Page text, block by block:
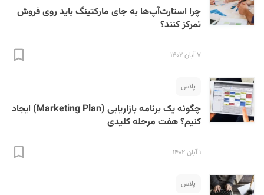
چرا استارت‌آپ‌ها به جای مارکتینگ باید روی فروش
تمرکز کنند؟
۷ آبان ۱۴۰۲
پلاس
چگونه یک برنامه بازاریابی (Marketing Plan) ایجاد
کنیم؟ هفت مرحله کلیدی
۱ آبان ۱۴۰۲
پلاس